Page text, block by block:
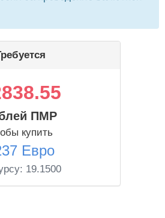
ПМР
купить
Евро
19.1500